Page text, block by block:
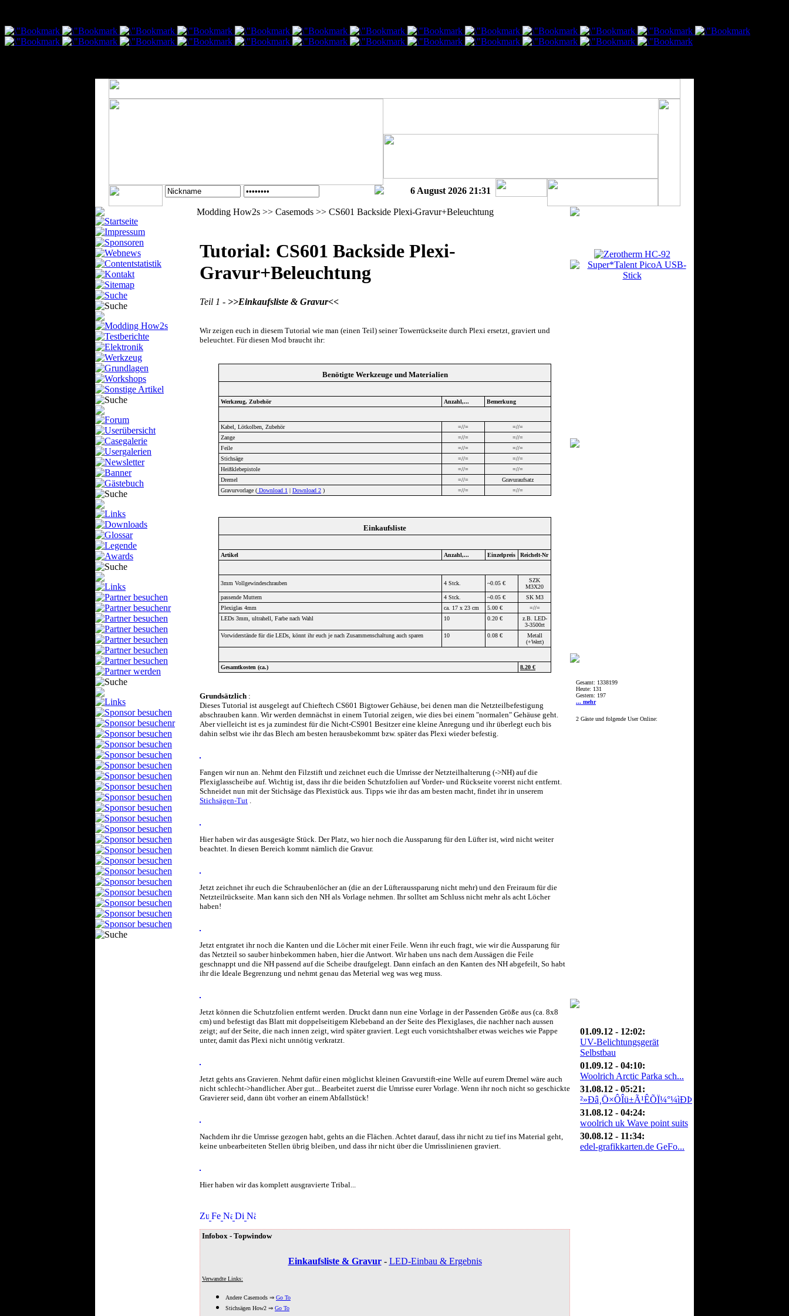
6 August 2026 21:31
Modding How2s >> Casemods >> CS601 Backside Plexi-Gravur+Beleuchtung
Tutorial: CS601 Backside Plexi-
Gravur+Beleuchtung
Teil 1 - >>Einkaufsliste & Gravur<<
Wir zeigen euch in diesem Tutorial wie man (einen Teil) seiner Towerrückseite durch Plexi ersetzt, graviert und
beleuchtet. Für diesen Mod braucht ihr:
Benötigte Werkzeuge und Materialien
Werkzeug, Zubehör Anzahl,... Bemerkung
Kabel, Lötkolben, Zubehör =//=
=//=
Zange
=//=
=//=
Feile
=//=
=//=
Stichsäge
=//=
=//=
Heißklebepistole
=//=
=//=
Dremel
=//=
Gravuraufsatz
Gravurvorlage ( Download 1 | Download 2 ) =//= =//=
Einkaufsliste
Artikel Anzahl,... Einzelpreis Reichelt-Nr
3mm Vollgewindeschrauben 4 Stck. ~0.05 €
SZK
M3X20
passende Muttern
4 Stck. ~0.05 €
SK M3
Plexiglas 4mm
ca. 17 x 23 cm 5.00 €
=//=
LEDs 3mm, ultrahell, Farbe nach Wahl
10 0.20 €
z.B. LED-
3-3500rt
Vorwiderstände für die LEDs, könnt ihr euch je nach Zusammenschaltung auch sparen
10 0.08 €
Metall
(+Wert)
Gesamtkosten (ca.) 8.20 €
Grundsätzlich :
Dieses Tutorial ist ausgelegt auf Chieftech CS601 Bigtower Gehäuse, bei denen man die Netzteilbefestigung
abschrauben kann. Wir werden demnächst in einem Tutorial zeigen, wie dies bei einem "normalen" Gehäuse geht.
Aber vielleicht ist es ja zumindest für die Nicht-CS901 Besitzer eine kleine Anregung und ihr überlegt euch bis
dahin selbst wie ihr das Blech am besten herausbekommt bzw. später das Plexi wieder befestig.
Fangen wir nun an. Nehmt den Filzstift und zeichnet euch die Umrisse der Netzteilhalterung (->NH) auf die
Plexiglasscheibe auf. Wichtig ist, dass ihr die beiden Schutzfolien auf Vorder- und Rückseite vorerst nicht entfernt.
Schneidet nun mit der Stichsäge das Plexistück aus. Tipps wie ihr das am besten macht, findet ihr in unserem
Stichsägen-Tut
Hier haben wir das ausgesägte Stück. Der Platz, wo hier noch die Aussparung für den Lüfter ist, wird nicht weiter
beachtet. In diesen Bereich kommt nämlich die Gravur.
Jetzt zeichnet ihr euch die Schraubenlöcher an (die an der Lüfteraussparung nicht mehr) und den Freiraum für die
Netzteilrückseite. Man kann sich den NH als Vorlage nehmen. Ihr solltet am Schluss nicht mehr als acht Löcher
haben!
Jetzt entgratet ihr noch die Kanten und die Löcher mit einer Feile. Wenn ihr euch fragt, wie wir die Aussparung für
das Netzteil so sauber hinbekommen haben, hier die Antwort. Wir haben uns nach dem Aussägen die Feile
geschnappt und die NH passend auf die Scheibe draufgelegt. Dann einfach an den Kanten des NH abgefeilt, So habt
ihr die Ideale Begrenzung und nehmt genau das Meterial weg was weg muss.
Jetzt können die Schutzfolien entfernt werden. Druckt dann nun eine Vorlage in der Passenden Größe aus (ca. 8x8
cm) und befestigt das Blatt mit doppelseitigem Klebeband an der Seite des Plexiglases, die nachher nach aussen
zeigt; auf der Seite, die nach innen zeigt, wird später graviert. Legt euch vorsichtshalber etwas weiches wie Pappe
unter, damit das Plexi nicht unnötig verkratzt.
Jetzt gehts ans Gravieren. Nehmt dafür einen möglichst kleinen Gravurstift-eine Welle auf eurem Dremel wäre auch
nicht schlecht->handlicher. Aber gut... Bearbeitet zuerst die Umrisse eurer Vorlage. Wenn ihr noch nicht so geschickte
Gravierer seid, dann übt vorher an einem Abfallstück!
Nachdem ihr die Umrisse gezogen habt, gehts an die Flächen. Achtet darauf, dass ihr nicht zu tief ins Material geht,
keine unbearbeiteten Stellen übrig bleiben, und dass ihr nicht über die Umrisslinienen graviert.
Hier haben wir das komplett ausgravierte Tribal...
Infobox - Topwindow
Einkaufsliste & Gravur- LED-Einbau & Ergebnis
Verwandte Links:
Andere Casemods ⇒ Go To
Stichsägen How2 ⇒ Go To
Gesamt: 1338199
Heute: 131
Gestern: 197
... mehr
2 Gäste und folgende User Online:
01.09.12 - 12:02:
UV-Belichtungsgerät
Selbstbau
01.09.12 - 04:10:
Woolrich Arctic Parka sch...
31.08.12 - 05:21:
²»Ðâ¸Ö×ÔÎü±Ã¹ÊÕÏ¼°¼ìÐÞ
31.08.12 - 04:24:
woolrich uk Wave point suits
30.08.12 - 11:34:
edel-grafikkarten.de GeFo...